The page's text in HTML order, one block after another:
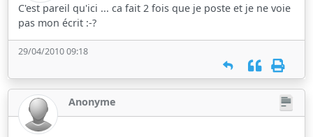
C'est pareil qu'ici ... ca fait 2 fois que je poste et je ne voie
pas mon écrit :-?
29/04/2010 09:18
Anonyme